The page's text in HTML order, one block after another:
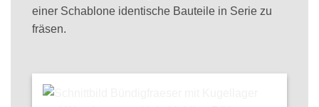
einer Schablone identische Bauteile in Serie zu
fräsen.